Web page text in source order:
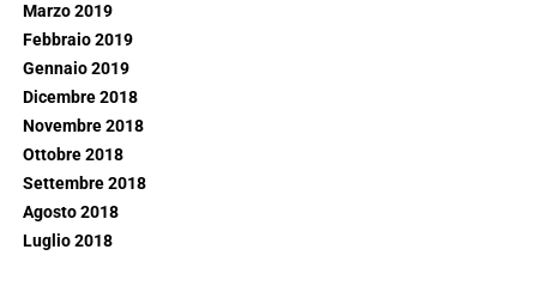
Marzo 2019
Febbraio 2019
Gennaio 2019
Dicembre 2018
Novembre 2018
Ottobre 2018
Settembre 2018
Agosto 2018
Luglio 2018